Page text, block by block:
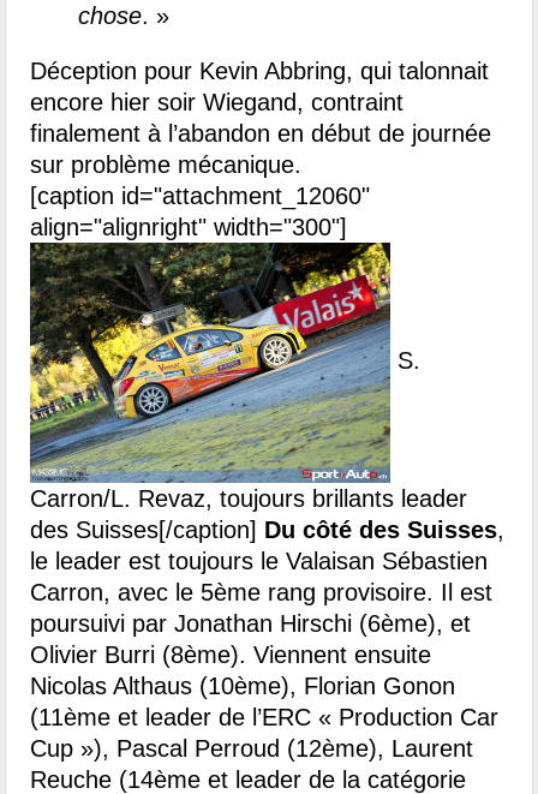
chose. »
Déception pour Kevin Abbring, qui talonnait
encore hier soir Wiegand, contraint
finalement à l’abandon en début de journée
sur problème mécanique.
[caption id="attachment_12060"
align="alignright" width="300"]
S.
Carron/L. Revaz, toujours brillants leader
des Suisses[/caption] Du côté des Suisses,
le leader est toujours le Valaisan Sébastien
Carron, avec le 5ème rang provisoire. Il est
poursuivi par Jonathan Hirschi (6ème), et
Olivier Burri (8ème). Viennent ensuite
Nicolas Althaus (10ème), Florian Gonon
(11ème et leader de l’ERC « Production Car
Cup »), Pascal Perroud (12ème), Laurent
Reuche (14ème et leader de la catégorie